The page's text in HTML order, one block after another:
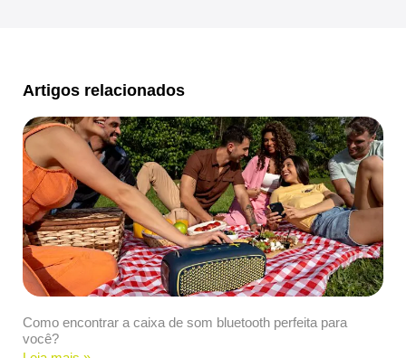
Artigos relacionados
Como encontrar a caixa de som bluetooth perfeita para
você?